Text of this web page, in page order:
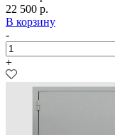
22 500 р.
В корзину
-
+